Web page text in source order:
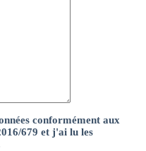
conformément aux
679 et j'ai lu les